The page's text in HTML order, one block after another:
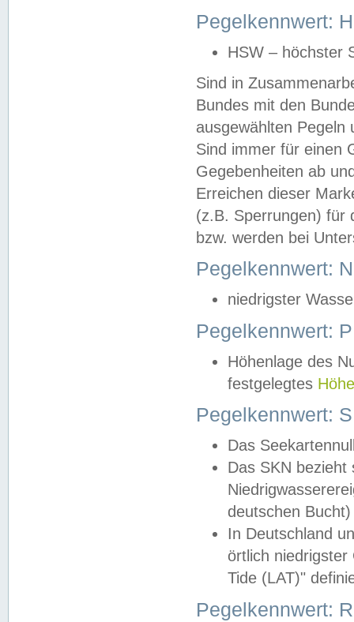
Pegelkennwert:
HSW – höchster
Sind in
Bundes mit den
ausgewählten
Sind immer für einen
Gegebenheiten ab
Erreichen dieser
(z.B. Sperrungen) für
bzw. werden bei
Pegelkennwert:
niedrigster
Pegelkennwert:
Höhenlage des
festgelegtes
Pegelkennwert:
Das
Das SKN
deutschen
In Deutschland
örtlich
Tide (LAT)"
Pegelkennwert: